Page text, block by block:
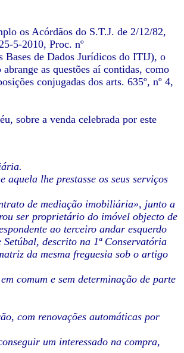
os Acórdãos do S.T.J. de 2/12/82,
5-2010, Proc. nº
de Dados Jurídicos do ITIJ), o
as questões aí contidas, como
conjugadas dos arts. 635º, nº 4,
sobre a venda celebrada por este
lhe prestasse os seus serviços
de mediação imobiliária», junto a
ser proprietário do imóvel objecto de
ao terceiro andar esquerdo
descrito na 1ª Conservatória
da mesma freguesia sob o artigo
comum e sem determinação de parte
com renovações automáticas por
um interessado na compra,